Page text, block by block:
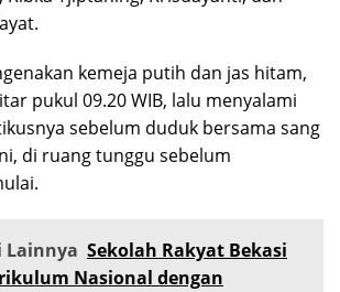
kemeja putih dan jas hitam,
pukul 09.20 WIB, lalu menyalami
sebelum duduk bersama sang
di ruang tunggu sebelum
Lainnya Sekolah Rakyat Bekasi
Nasional dengan